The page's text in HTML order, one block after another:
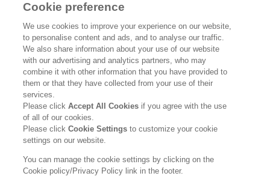
トップ
企業概要・沿革
製品カタログ
個人情報保護方針
ソーシャルメディアポリシー
Cookie preference
We use cookies to improve your experience on our website,
to personalise content and ads, and to analyse our traffic.
We also share information about your use of our website
with our advertising and analytics partners, who may
combine it with other information that you have provided to
them or that they have collected from your use of their
services.
Please clickAccept All Cookies if you agree with the use
of all of our cookies.
Please clickCookie Settingsto customize your cookie
settings on our website.
You can manage the cookie settings by clicking on the
Cookie policy/Privacy Policy link in the footer.